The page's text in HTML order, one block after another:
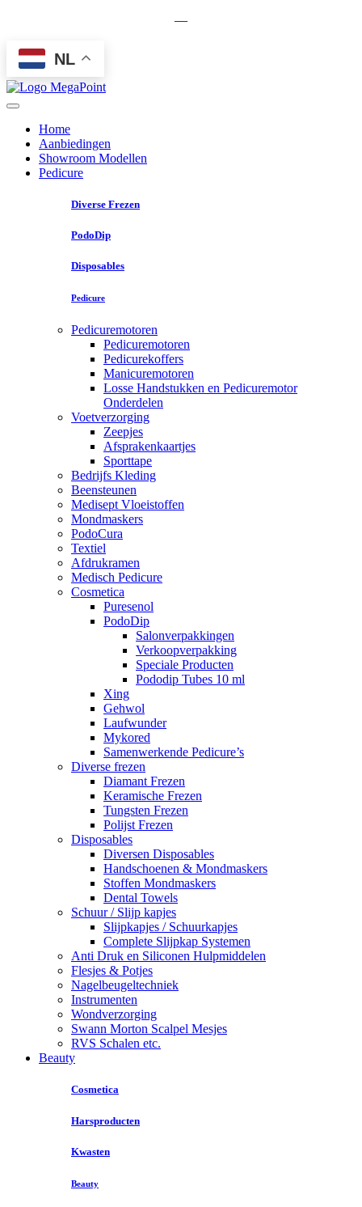
—
NL
Home
Aanbiedingen
Showroom Modellen
Pedicure
Diverse Frezen
PodoDip
Disposables
Pedicure
Pedicuremotoren
Pedicuremotoren
Pedicurekoffers
Manicuremotoren
Losse Handstukken en Pedicuremotor
Onderdelen
Voetverzorging
Zeepjes
Afsprakenkaartjes
Sporttape
Bedrijfs Kleding
Beensteunen
Medisept Vloeistoffen
Mondmaskers
PodoCura
Textiel
Afdrukramen
Medisch Pedicure
Cosmetica
Puresenol
PodoDip
Salonverpakkingen
Verkoopverpakking
Speciale Producten
Pododip Tubes 10 ml
Xing
Gehwol
Laufwunder
Mykored
Samenwerkende Pedicure’s
Diverse frezen
Diamant Frezen
Keramische Frezen
Tungsten Frezen
Polijst Frezen
Disposables
Diversen Disposables
Handschoenen & Mondmaskers
Stoffen Mondmaskers
Dental Towels
Schuur / Slijp kapjes
Slijpkapjes / Schuurkapjes
Complete Slijpkap Systemen
Anti Druk en Siliconen Hulpmiddelen
Flesjes & Potjes
Nagelbeugeltechniek
Instrumenten
Wondverzorging
Swann Morton Scalpel Mesjes
RVS Schalen etc.
Beauty
Cosmetica
Harsproducten
Kwasten
Beauty